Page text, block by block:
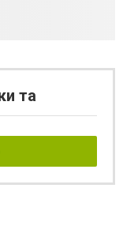
та